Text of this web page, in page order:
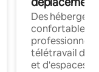
Des
confortables
professionnels
télétravail
et d'espaces